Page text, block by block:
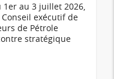
1er au 3 juillet 2026,
exécutif de
de Pétrole
stratégique